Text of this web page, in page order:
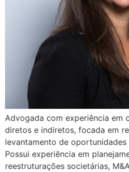
Advogada com experiência em
diretos e indiretos, focada em
levantamento de
Possui experiência em
reestruturações societárias,